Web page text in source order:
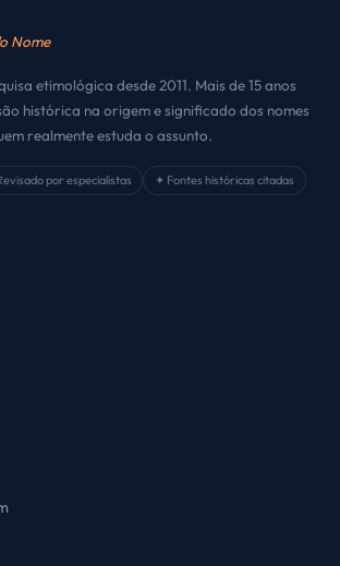
Nome
etimológica desde 2011. Mais de 15 anos
histórica na origem e significado dos nomes
realmente estuda o assunto.
por especialistas
✦ Fontes históricas citadas